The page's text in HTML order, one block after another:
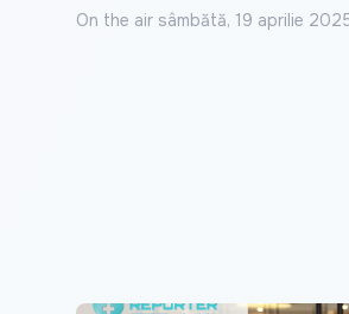
On the air sâmbătă, 19 aprilie